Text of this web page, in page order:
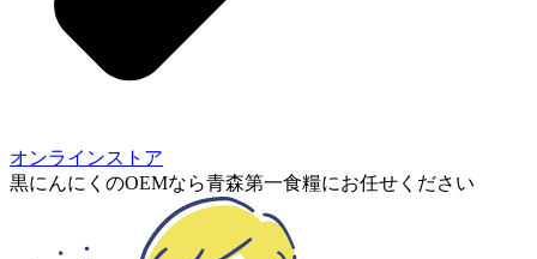
オンラインストア
黒にんにくのOEMなら青森第一食糧にお任せください